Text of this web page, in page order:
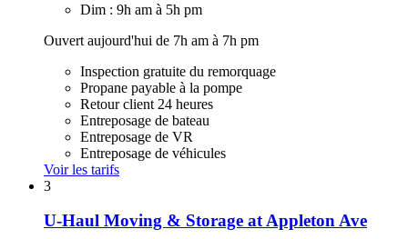
Dim : 9h am à 5h pm
Ouvert aujourd'hui de 7h am à 7h pm
Inspection gratuite du remorquage
Propane payable à la pompe
Retour client 24 heures
Entreposage de bateau
Entreposage de VR
Entreposage de véhicules
Voir les tarifs
3
U-Haul Moving & Storage at Appleton Ave